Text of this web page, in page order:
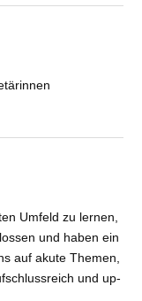
Umfeld zu lernen,
und haben ein
auf akute Themen,
und up-